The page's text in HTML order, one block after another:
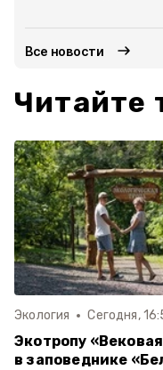
Все новости
Читайте
Экология Сегодня,
Экотропу
в заповеднике